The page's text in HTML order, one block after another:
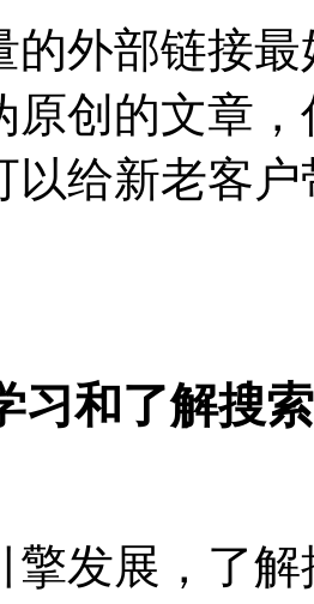
的外部链接
原创的文章
以给新老客
习和了解搜
擎发展，了